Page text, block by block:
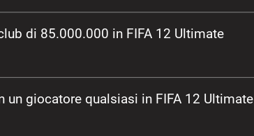
di 85.000.000 in FIFA 12 Ultimate
un giocatore qualsiasi in FIFA 12 Ultimate